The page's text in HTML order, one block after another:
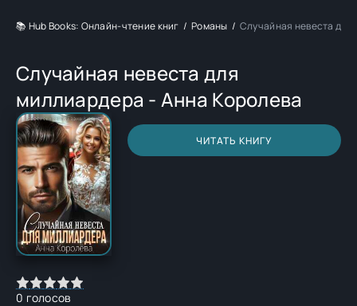
📚 Hub Books: Онлайн-чтение книг Романы Случайная невеста
Случайная невеста для
миллиардера - Анна Королева
ЧИТАТЬ КНИГУ
0 голосов